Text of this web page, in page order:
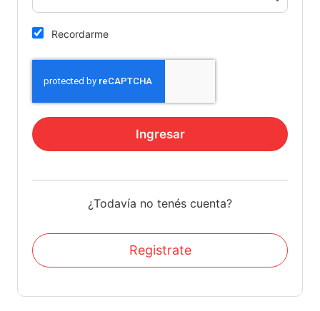
Recordarme
Ingresar
¿Todavía no tenés cuenta?
Registrate